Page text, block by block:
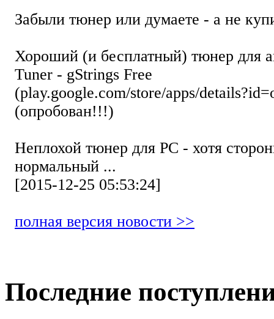
Забыли тюнер или думаете - а не
Хороший (и бесплатный) тюнер для
Tuner - gStrings Free
(play.google.com/store/apps/
(опробован!!!)
Неплохой тюнер для РС - хотя
нормальный ...
[2015-12-25 05:53:24]
полная версия новости >>
Последние